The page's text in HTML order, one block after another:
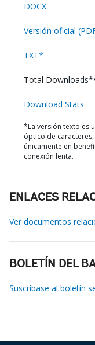
DOCX
Versión oficial
TXT*
Total
Download Stats
*La versión texto es
óptico de
únicamente en
conexión lenta.
ENLACES
Ver documentos
BOLETÍN DEL
Suscríbase al boletín